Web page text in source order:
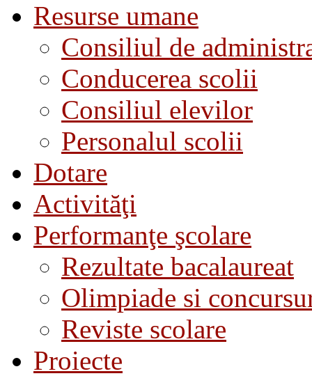
Resurse umane
Consiliul de
Conducerea scolii
Consiliul elevilor
Personalul scolii
Dotare
Activităţi
Performanţe şcolare
Rezultate bacalaureat
Olimpiade si
Reviste scolare
Proiecte